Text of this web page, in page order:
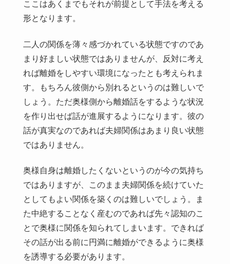
ここはあくまでもそれが前提として手法を考える
形となります。
二人の関係を薄々感づかれている状態ですのであ
まり好ましい状態ではありませんが、反対に考え
れば離婚をしやすい環境になったとも考えられま
す。もちろん彼側から別れるというのは難しいで
しょう。ただ奥様側から離婚話をするような状況
を作り出せば話が進展するようになります。彼の
話が真実なのであれば夫婦関係はあまり良い状態
ではありません。
奥様自身は離婚したくないというのが今の気持ち
ではありますが、このまま夫婦関係を続けていた
としてもよい関係を築くのは難しいでしょう。ま
た中絶することなく産むのであれば先々認知のこ
とで奥様に関係を知られてしまいます。できれば
その話が出る前に円満に離婚ができるように奥様
を誘導する必要があります。